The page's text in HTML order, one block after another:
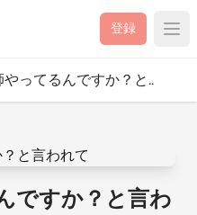
登録
やってるんですか？と..
ですか？と言わ